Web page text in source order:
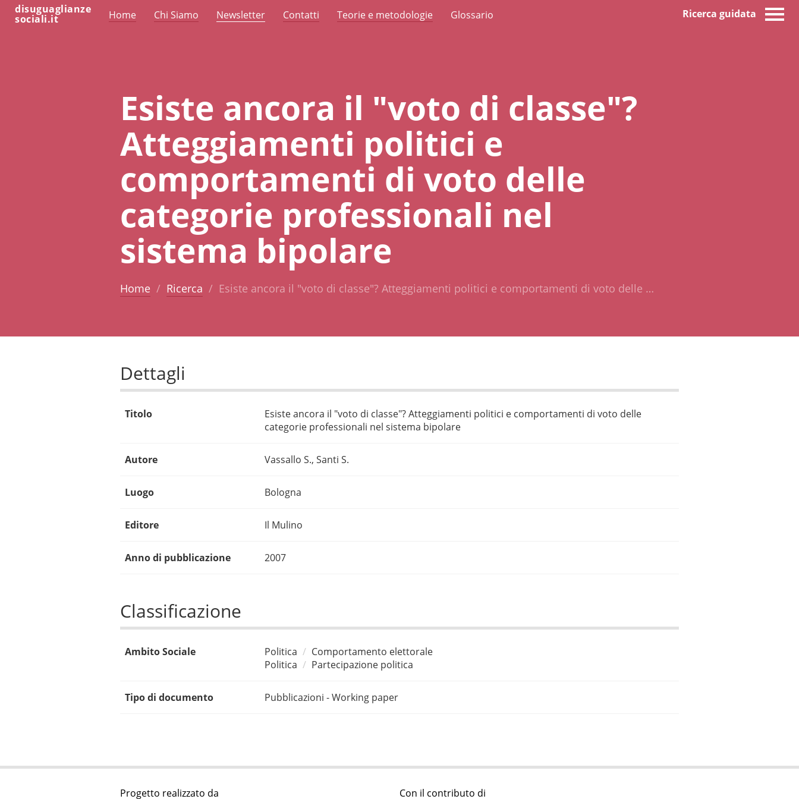
disuguaglianze
sociali.it Home Chi Siamo Newsletter Contatti Teorie e metodologie Glossario Ricerca guidata
Esiste ancora il "voto di classe"?
Atteggiamenti politici e
comportamenti di voto delle
categorie professionali nel
sistema bipolare
Home Ricerca Esiste ancora il "voto di classe"? Atteggiamenti politici e comportamenti di voto delle …
Dettagli
Titolo
Esiste ancora il "voto di classe"? Atteggiamenti politici e comportamenti di voto delle
categorie professionali nel sistema bipolare
Autore Vassallo S., Santi S.
Luogo Bologna
Editore Il Mulino
Anno di pubblicazione 2007
Classificazione
Ambito Sociale Politica
Comportamento elettorale
Politica
Partecipazione politica
Tipo di documento Pubblicazioni - Working paper
Progetto realizzato da Con il contributo di